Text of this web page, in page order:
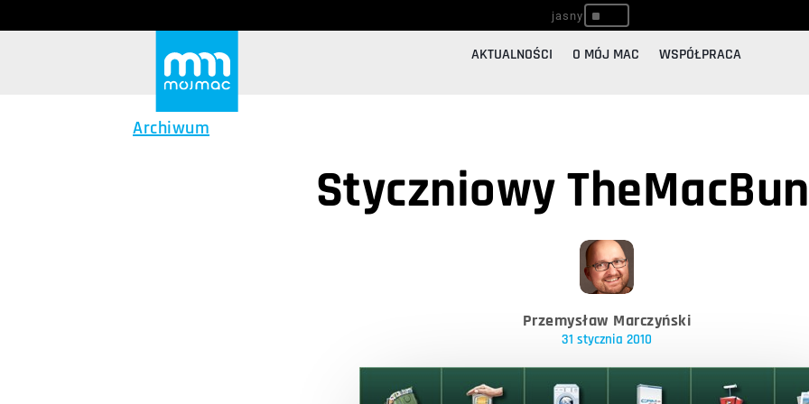
^
AKTUALNOŚCI O MÓJ MAC WSPÓŁPRACA
Archiwum
Styczniowy
Przemysław Marczyński
31 stycznia 2010